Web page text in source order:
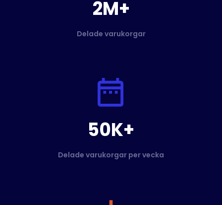
2M+
Delade varukorgar
50K+
Delade varukorgar per vecka